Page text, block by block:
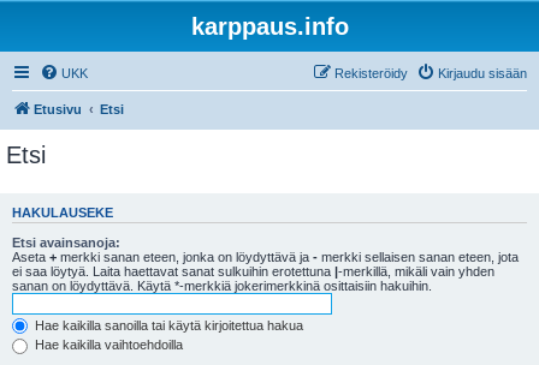
karppaus.info
UKK Kirjaudu sisään
Rekisteröidy
Etusivu Etsi
Etsi
HAKULAUSEKE
Etsi avainsanoja:
Aseta + merkki sanan eteen, jonka on löydyttävä ja - merkki sellaisen sanan eteen, jota
ei saa löytyä. Laita haettavat sanat sulkuihin erotettuna |-merkillä, mikäli vain yhden
sanan on löydyttävä. Käytä *-merkkiä jokerimerkkinä osittaisiin hakuihin.
Hae kaikilla sanoilla tai käytä kirjoitettua hakua
Hae kaikilla vaihtoehdoilla